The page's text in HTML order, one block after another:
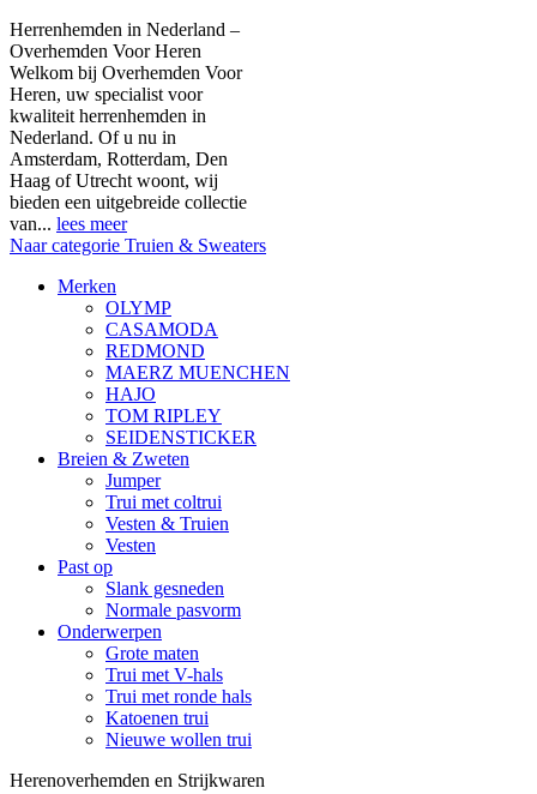
Herrenhemden in Nederland –
Overhemden Voor Heren
Welkom bij Overhemden Voor
Heren, uw specialist voor
kwaliteit herrenhemden in
Nederland. Of u nu in
Amsterdam, Rotterdam, Den
Haag of Utrecht woont, wij
bieden een uitgebreide collectie
van... lees meer
Naar categorie Truien & Sweaters
Merken
OLYMP
CASAMODA
REDMOND
MAERZ MUENCHEN
HAJO
TOM RIPLEY
SEIDENSTICKER
Breien & Zweten
Jumper
Trui met coltrui
Vesten & Truien
Vesten
Past op
Slank gesneden
Normale pasvorm
Onderwerpen
Grote maten
Trui met V-hals
Trui met ronde hals
Katoenen trui
Nieuwe wollen trui
Herenoverhemden en Strijkwaren